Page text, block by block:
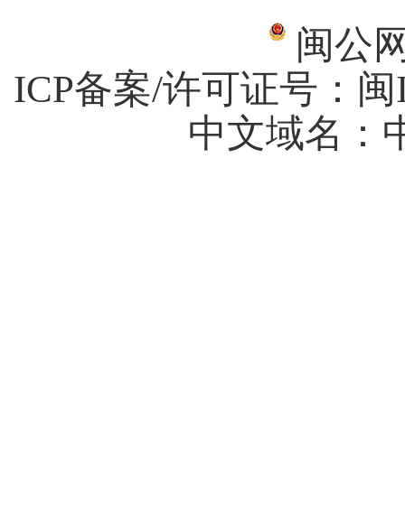
闽公
ICP备案/许可证号： 闽
中文域名：